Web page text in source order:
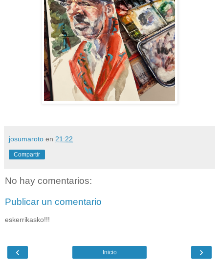
josumaroto en 21:22
Compartir
No hay comentarios:
Publicar un comentario
eskerrikasko!!!
‹ ›
Inicio